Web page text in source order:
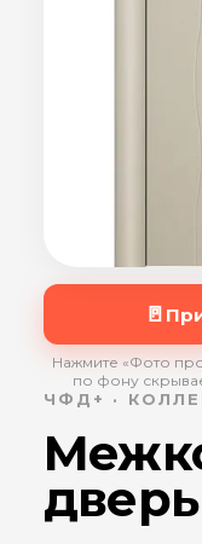
🚪
Нажмите «Фото
по фону
ЧФД+ ·